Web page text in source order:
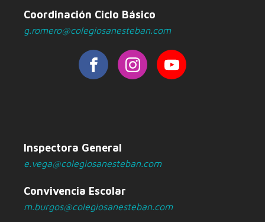
Coordinación Ciclo Básico
g.romero@colegiosanesteban.com
Inspectora General
e.vega@colegiosanesteban.com
Convivencia Escolar
m.burgos@colegiosanesteban.com